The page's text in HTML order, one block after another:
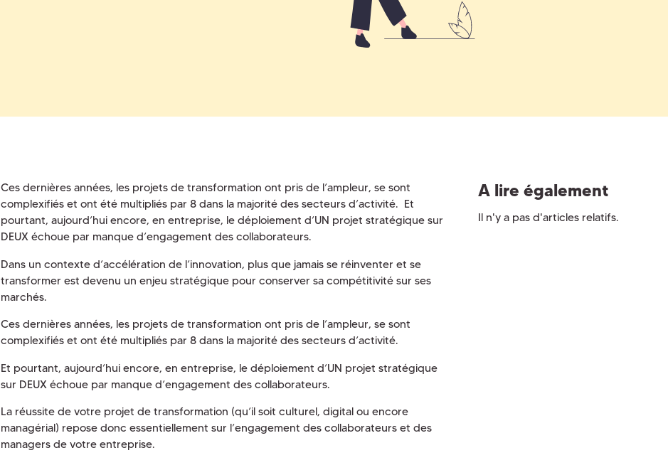
Ces dernières années, les projets de transformation ont pris de l’ampleur, se sont
complexifiés et ont été multipliés par 8 dans la majorité des secteurs d’activité. Et
pourtant, aujourd’hui encore, en entreprise, le déploiement d’UN projet stratégique sur
DEUX échoue par manque d’engagement des collaborateurs.
Dans un contexte d’accélération de l’innovation, plus que jamais se réinventer et se
transformer est devenu un enjeu stratégique pour conserver sa compétitivité sur ses
marchés.
Ces dernières années, les projets de transformation ont pris de l’ampleur, se sont
complexifiés et ont été multipliés par 8 dans la majorité des secteurs d’activité.
Et pourtant, aujourd’hui encore, en entreprise, le déploiement d’UN projet stratégique
sur DEUX échoue par manque d’engagement des collaborateurs.
La réussite de votre projet de transformation (qu’il soit culturel, digital ou encore
managérial) repose donc essentiellement sur l’engagement des collaborateurs et des
managers de votre entreprise.
A lire également
Il n'y a pas d'articles relatifs.